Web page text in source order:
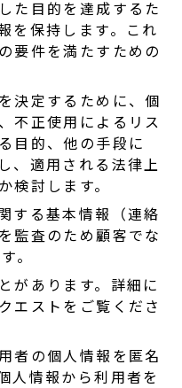
た目的を達成するた
を保持します。これ
要件を満たすための
決定するために、個
不正使用によるリス
目的、他の手段に
、適用される法律上
検討します。
する基本情報（連絡
監査のため顧客でな
。
があります。詳細に
エストをご覧くださ
者の個人情報を匿名
人情報から利用者を